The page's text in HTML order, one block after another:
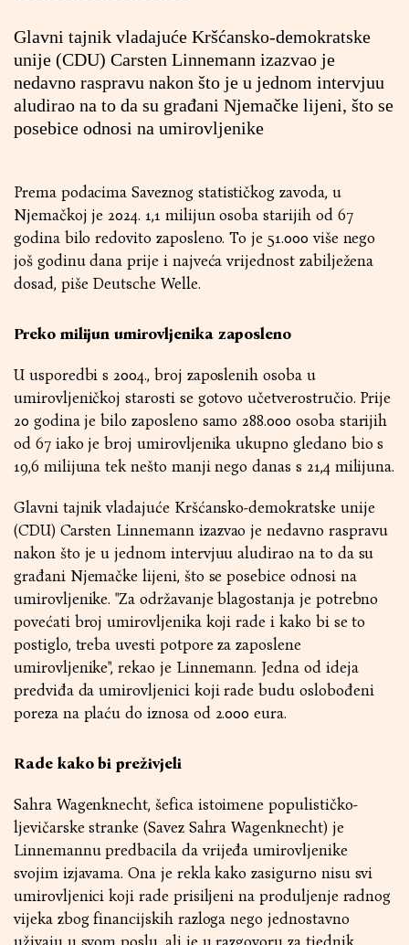
Glavni tajnik vladajuće Kršćansko-demokratske
unije (CDU) Carsten Linnemann izazvao je
nedavno raspravu nakon što je u jednom intervjuu
aludirao na to da su građani Njemačke lijeni, što se
posebice odnosi na umirovljenike
Prema podacima Saveznog statističkog zavoda, u
Njemačkoj je 2024. 1,1 milijun osoba starijih od 67
godina bilo redovito zaposleno. To je 51.000 više nego
još godinu dana prije i najveća vrijednost zabilježena
dosad, piše Deutsche Welle.
Preko milijun umirovljenika zaposleno
U usporedbi s 2004., broj zaposlenih osoba u
umirovljeničkoj starosti se gotovo učetverostručio. Prije
20 godina je bilo zaposleno samo 288.000 osoba starijih
od 67 iako je broj umirovljenika ukupno gledano bio s
19,6 milijuna tek nešto manji nego danas s 21,4 milijuna.
Glavni tajnik vladajuće Kršćansko-demokratske unije
(CDU) Carsten Linnemann izazvao je nedavno raspravu
nakon što je u jednom intervjuu aludirao na to da su
građani Njemačke lijeni, što se posebice odnosi na
umirovljenike. "Za održavanje blagostanja je potrebno
povećati broj umirovljenika koji rade i kako bi se to
postiglo, treba uvesti potpore za zaposlene
umirovljenike", rekao je Linnemann. Jedna od ideja
predviđa da umirovljenici koji rade budu oslobođeni
poreza na plaću do iznosa od 2.000 eura.
Rade kako bi preživjeli
Sahra Wagenknecht, šefica istoimene populističko-
ljevičarske stranke (Savez Sahra Wagenknecht) je
Linnemannu predbacila da vrijeđa umirovljenike
svojim izjavama. Ona je rekla kako zasigurno nisu svi
umirovljenici koji rade prisiljeni na produljenje radnog
vijeka zbog financijskih razloga nego jednostavno